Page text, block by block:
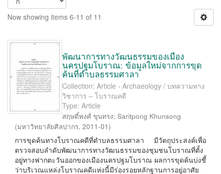
Now showing items 6-11 of 11
พัฒนาการทางวัฒนธรรมของเมือง
นครปฐมโบราณ: ข้อมูลใหม่จากการขุด
ค้นที่ตำบลธรรมศาลา
Collection: Article - Archaeology / บทความทาง
วิชาการ – โบราณคดี
Type: Article
สฤษดิ์พงศ์ ขุนทรง; Saritpong Khunsong
(มหาวิทยาลัยศิลปากร, 2011-01)
การขุดค้นทางโบราณคดีที่ตำบลธรรมศาลา มีวัตถุประสงค์เพื่อ
ตรวจสอบลำดับพัฒนาการทางวัฒนธรรมของชุมชนโบราณที่ตั้ง
อยู่ทางฟากตะวันออกของเมืองนครปฐมโบราณ ผลการขุดค้นบ่งชี้
ว่าบริเวณแหล่งโบราณคดีแห่งนี้มีร่องรอยหลักฐานการอยู่อาศัย